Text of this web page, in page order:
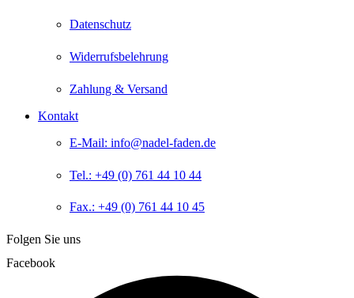
Datenschutz
Widerrufsbelehrung
Zahlung & Versand
Kontakt
E-Mail: info@nadel-faden.de
Tel.: +49 (0) 761 44 10 44
Fax.: +49 (0) 761 44 10 45
Folgen Sie uns
Facebook